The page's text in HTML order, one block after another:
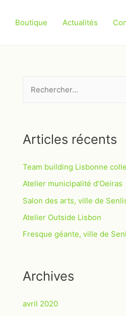
Boutique Actualités
e
h
e
r
Articles récents
Team building Lisbonne
Atelier municipalité d’Oeiras
Salon des arts, ville de
Atelier Outside Lisbon
Fresque géante, ville de
Archives
avril 2020